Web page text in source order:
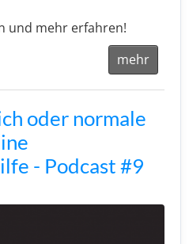
und mehr erfahren!
mehr
oder normale
- Podcast #9